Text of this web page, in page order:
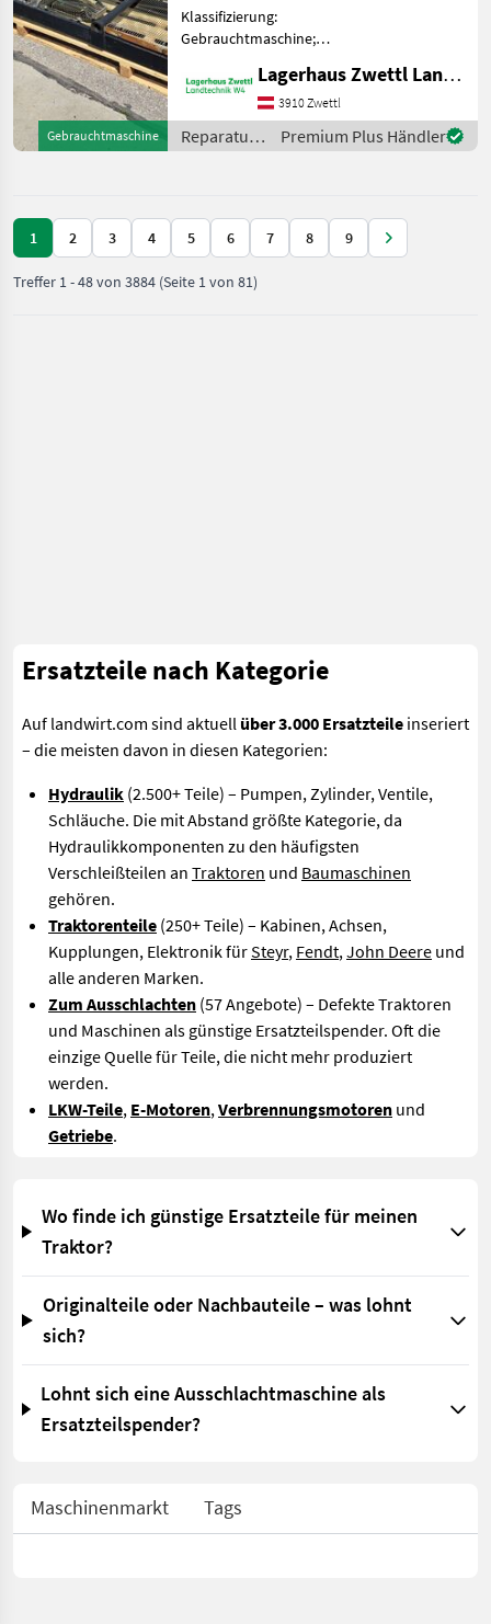
Gebrauchtmaschine
Klassifizierung:
Gebrauchtmaschine;
--; Anzahl Vorbesitzer: 1;
Maschinenmerkmale:
Hubmast mit
Lagerhaus Zwettl Landtechnik
3910 Zwettl
Reparatur
und
Premium Plus Händler
1 2 3 4 5 6 7 8 9
Treffer 1-48von 3884 (Seite 1 von 81)
Ersatzteile nach Kategorie
Auf landwirt.com sind aktuell über 3.000 Ersatzteile inseriert
– die meisten davon in diesen Kategorien:
Hydraulik (2.500+ Teile) – Pumpen, Zylinder, Ventile,
Schläuche. Die mit Abstand größte Kategorie, da
Hydraulikkomponenten zu den häufigsten
Verschleißteilen an Traktoren und Baumaschinen
gehören.
Traktorenteile (250+ Teile) – Kabinen, Achsen,
Kupplungen, Elektronik fürSteyr, Fendt,John Deere und
alle anderen Marken.
Zum Ausschlachten (57 Angebote) – Defekte Traktoren
und Maschinen als günstige Ersatzteilspender. Oft die
einzige Quelle für Teile, die nicht mehr produziert
werden.
LKW-Teile, E-Motoren,Verbrennungsmotoren und
Getriebe.
Wo finde ich günstige Ersatzteile für meinen
Traktor?
Originalteile oder Nachbauteile – was lohnt
sich?
Lohnt sich eine Ausschlachtmaschine als
Ersatzteilspender?
Maschinenmarkt Tags